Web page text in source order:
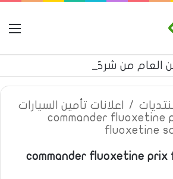
/
اعلانات تأمين السيارات
commander fluoxetine
fluoxetine
commander fluoxetine prix